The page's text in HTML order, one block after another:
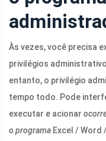
Às vezes, você precisa
privilégios
entanto, o privilégio
tempo todo. Pode
executar e acionar
o programa Excel / Word